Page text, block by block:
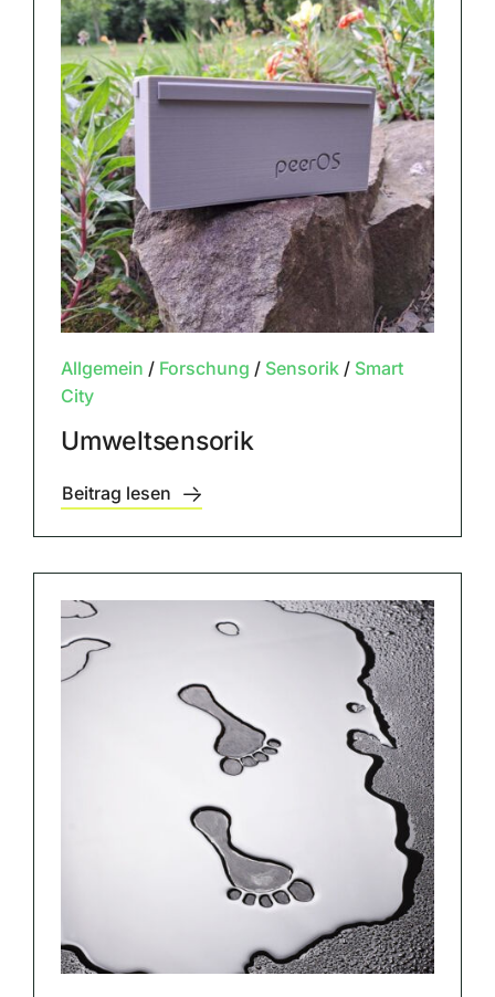
Allgemein / Forschung / Sensorik/ Smart
City
Umweltsensorik
Beitrag lesen